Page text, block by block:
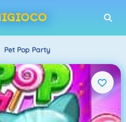
Pet Pop Party